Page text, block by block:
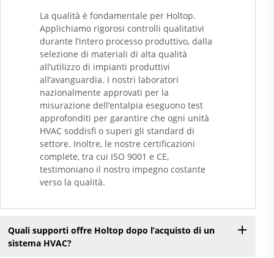
La qualità è fondamentale per Holtop.
Applichiamo rigorosi controlli qualitativi
durante l’intero processo produttivo, dalla
selezione di materiali di alta qualità
all’utilizzo di impianti produttivi
all’avanguardia. I nostri laboratori
nazionalmente approvati per la
misurazione dell’entalpia eseguono test
approfonditi per garantire che ogni unità
HVAC soddisfi o superi gli standard di
settore. Inoltre, le nostre certificazioni
complete, tra cui ISO 9001 e CE,
testimoniano il nostro impegno costante
verso la qualità.
Quali supporti offre Holtop dopo l’acquisto di un
sistema HVAC?